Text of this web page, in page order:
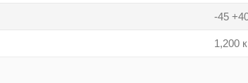
-45
1,200